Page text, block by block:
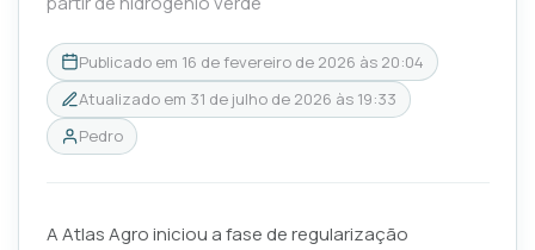
Publicado em 16 de fevereiro de 2026 às 20:04
Atualizado em 31 de julho de 2026 às 19:33
Pedro
A Atlas Agro iniciou a fase de regularização